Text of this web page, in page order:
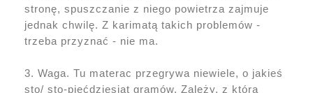
stronę, spuszczanie z niego powietrza zajmuje
jednak chwilę. Z karimatą takich problemów -
trzeba przyznać - nie ma.
3. Waga. Tu materac przegrywa niewiele, o jakieś
sto/ sto-pięćdziesiąt gramów. Zależy, z którą